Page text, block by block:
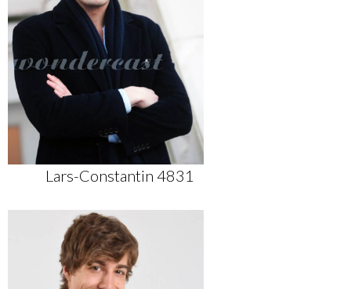
Lars-Constantin 4831